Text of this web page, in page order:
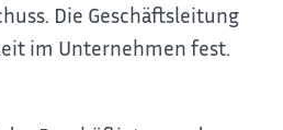
Die Geschäftsleitung
im Unternehmen fest.